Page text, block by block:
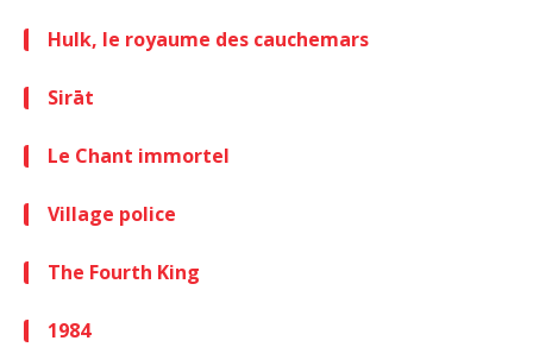
Hulk, le royaume des cauchemars
Sirāt
Le Chant immortel
Village police
The Fourth King
1984